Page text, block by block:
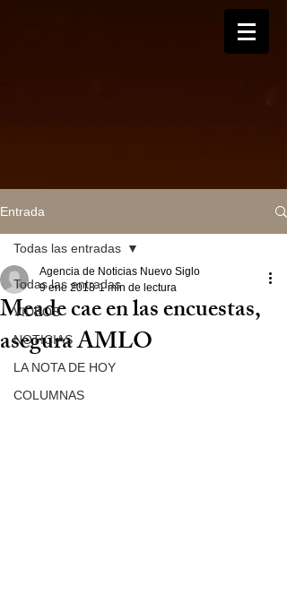
Entrada
Todas las entradas
VIDEOS
NOTICIAS
LA NOTA DE HOY
COLUMNAS
Todas las entradas
Meade cae en las encuestas,
asegura AMLO
Agencia de Noticias Nuevo Siglo
9 ene 2018 1 min de lectura